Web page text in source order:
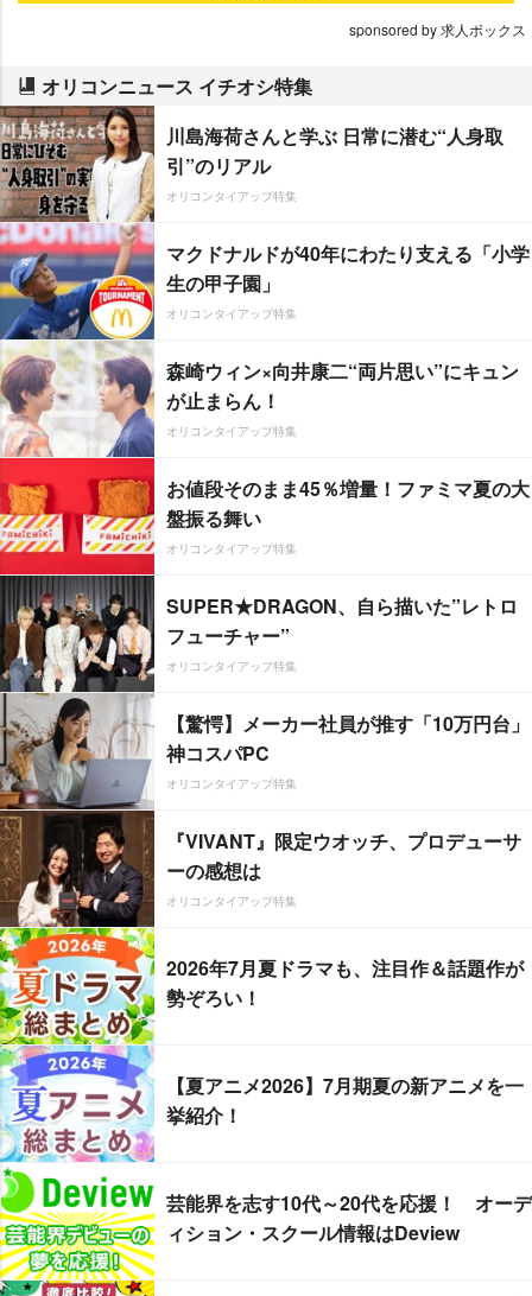
sponsored by 求人ボックス
オリコンニュース イチオシ特集
川島海荷さんと学ぶ 日常に潜む“人身取
引”のリアル
オリコンタイアップ特集
マクドナルドが40年にわたり支える「小学
生の甲子園」
オリコンタイアップ特集
森崎ウィン×向井康二“両片思い”にキュン
が止まらん！
オリコンタイアップ特集
お値段そのまま45％増量！ファミマ夏の大
盤振る舞い
オリコンタイアップ特集
SUPER★DRAGON、自ら描いた”レトロ
フューチャー”
オリコンタイアップ特集
【驚愕】メーカー社員が推す「10万円台」
神コスパPC
オリコンタイアップ特集
『VIVANT』限定ウオッチ、プロデューサ
ーの感想は
オリコンタイアップ特集
2026年7月夏ドラマも、注目作＆話題作が
勢ぞろい！
【夏アニメ2026】7月期夏の新アニメを一
挙紹介！
芸能界を志す10代～20代を応援！ オーデ
ィション・スクール情報はDeview